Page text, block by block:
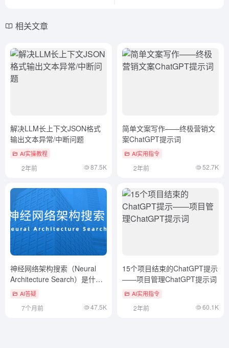
相关文章
解决LLM长上下文JSON格式
输出文本异常/中断问题
AI实操教程
2年前 87.5K
简单文案写作——终极营销文
案ChatGPT提示词
AI实用指令
2年前 52.7K
神经网络架构搜索（Neural
Architecture Search）是什
么，一文看懂
AI答疑
7个月前 47.5K
15个项目结束的ChatGPT提示
——项目管理ChatGPT提示词
AI实用指令
2年前 60.1K